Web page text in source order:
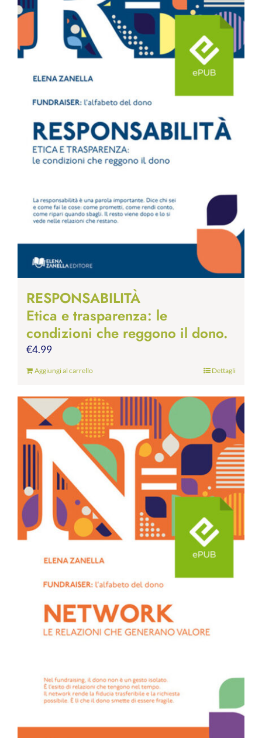
RESPONSABILITÀ
Etica e trasparenza: le
condizioni che reggono il dono.
€4.99
Aggiungi al carrello Dettagli